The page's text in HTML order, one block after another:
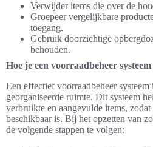
Verwijder items die over de
Groepeer vergelijkbare
toegang.
Gebruik doorzichtige
behouden.
Hoe je een voorraadbeheer
Een effectief voorraadbeheer systeem
georganiseerde ruimte. Dit systeem
verbruikte en aangevulde items,
beschikbaar is. Bij het opzetten van
de volgende stappen te volgen: